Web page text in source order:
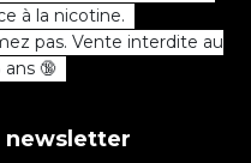
à la nicotine.
pas. Vente interdite au
🔞
newsletter